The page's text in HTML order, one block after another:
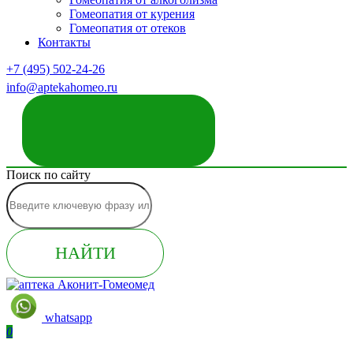
Гомеопатия от курения
Гомеопатия от отеков
Контакты
+7 (495) 502-24-26
info@aptekahomeo.ru
Поиск по сайту
НАЙТИ
whatsapp
0